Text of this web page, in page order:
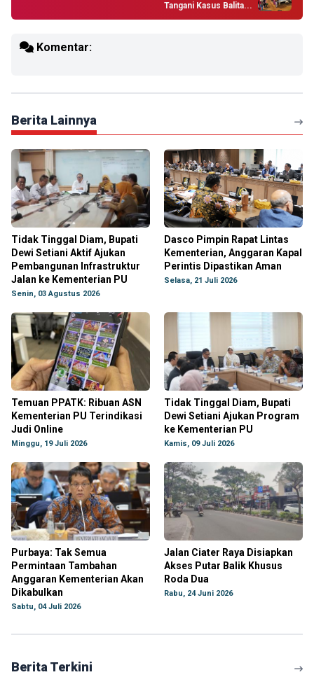
Tangani Kasus Balita...
Komentar:
Berita Lainnya
Tidak Tinggal Diam, Bupati
Dewi Setiani Aktif Ajukan
Pembangunan Infrastruktur
Jalan ke Kementerian PU
Senin, 03 Agustus 2026
Dasco Pimpin Rapat Lintas
Kementerian, Anggaran Kapal
Perintis Dipastikan Aman
Selasa, 21 Juli 2026
Temuan PPATK: Ribuan ASN
Kementerian PU Terindikasi
Judi Online
Minggu, 19 Juli 2026
Tidak Tinggal Diam, Bupati
Dewi Setiani Ajukan Program
ke Kementerian PU
Kamis, 09 Juli 2026
Purbaya: Tak Semua
Permintaan Tambahan
Anggaran Kementerian Akan
Dikabulkan
Sabtu, 04 Juli 2026
Jalan Ciater Raya Disiapkan
Akses Putar Balik Khusus
Roda Dua
Rabu, 24 Juni 2026
Berita Terkini